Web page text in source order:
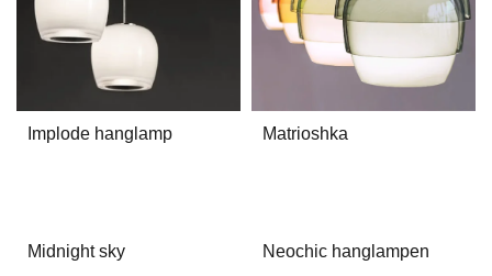
Implode hanglamp Matrioshka
Midnight sky Neochic hanglampen